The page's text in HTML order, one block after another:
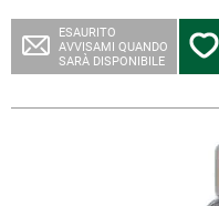
ESAURITO
AVVISAMI QUANDO
SARÀ DISPONIBILE